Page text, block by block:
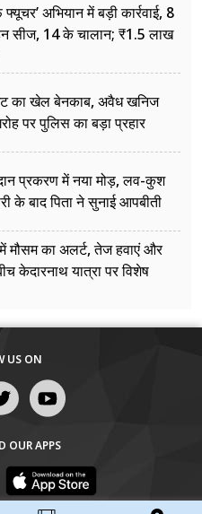
अभियान में बड़ी कार्रवाई, 8
सीज, 14 के चालान; ₹1.5 लाख
का खेल बेनकाब, अवैध खनिज
पर पुलिस का बड़ा प्रहार
प्रकरण में नया मोड़, लव-कुश
के बाद पिता ने सुनाई आपबीती
मौसम का अलर्ट, तेज हवाएं और
केदारनाथ यात्रा पर विशेष
US ON
OUR APPS